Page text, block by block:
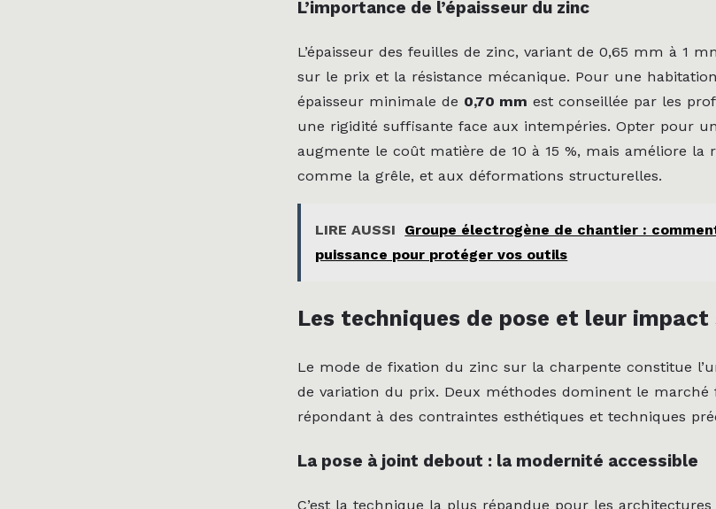
L’importance de l’épaisseur du zinc
L’épaisseur des feuilles de zinc, variant de 0,65 mm à 1
sur le prix et la résistance mécanique. Pour une
épaisseur minimale de 0,70 mm est conseillée par les
une rigidité suffisante face aux intempéries. Opter pour
augmente le coût matière de 10 à 15 %, mais améliore la
comme la grêle, et aux déformations structurelles.
LIRE AUSSI
Groupe électrogène de chantier :
puissance pour protéger vos outils
Les techniques de pose et leur
Le mode de fixation du zinc sur la charpente constitue
de variation du prix. Deux méthodes dominent le marché
répondant à des contraintes esthétiques et techniques
La pose à joint debout : la modernité accessible
C’est la technique la plus répandue pour les